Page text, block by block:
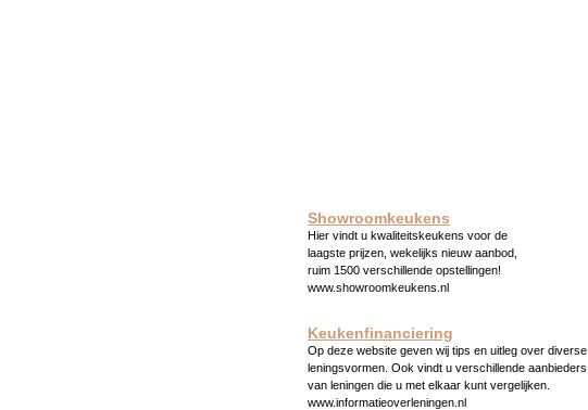
Showroomkeukens
Hier vindt u kwaliteitskeukens voor de
laagste prijzen, wekelijks nieuw aanbod,
ruim 1500 verschillende opstellingen!
www.showroomkeukens.nl
Keukenfinanciering
Op deze website geven wij tips en uitleg over diverse
leningsvormen. Ook vindt u verschillende aanbieders
van leningen die u met elkaar kunt vergelijken.
www.informatieoverleningen.nl